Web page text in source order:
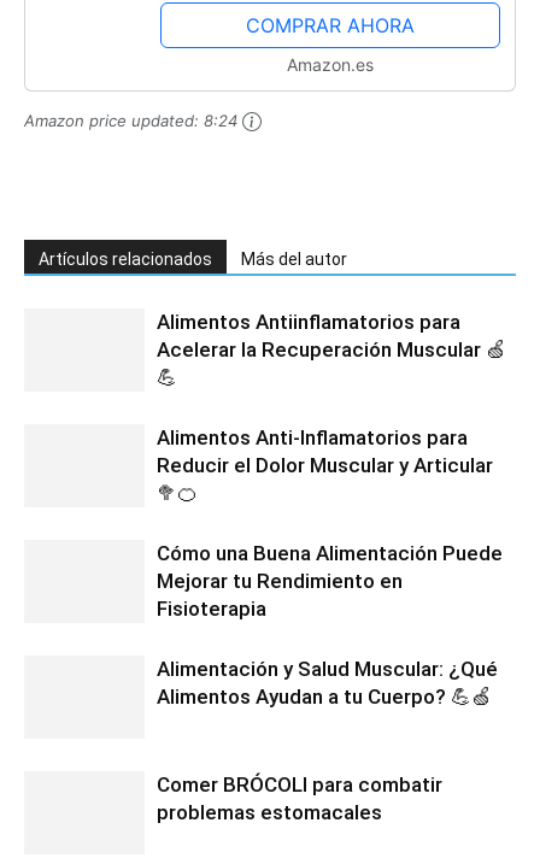
10 Mil Millones de UFC, Sin...
COMPRAR AHORA
Amazon.es
Amazon price updated: 8:24
Artículos relacionados Más del autor
Alimentos Antiinflamatorios para
Acelerar la Recuperación Muscular 🍏
💪
Alimentos Anti-Inflamatorios para
Reducir el Dolor Muscular y Articular
🥦🍊
Cómo una Buena Alimentación Puede
Mejorar tu Rendimiento en
Fisioterapia
Alimentación y Salud Muscular: ¿Qué
Alimentos Ayudan a tu Cuerpo? 💪🍏
Comer BRÓCOLI para combatir
problemas estomacales